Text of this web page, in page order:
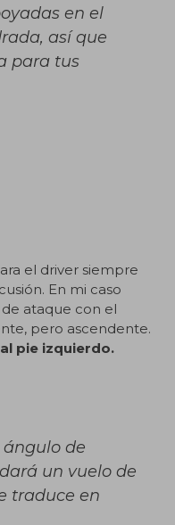
en el
así que
para tus
el driver siempre
En mi caso
ataque con el
pero ascendente.
pie izquierdo.
de
un vuelo de
traduce en